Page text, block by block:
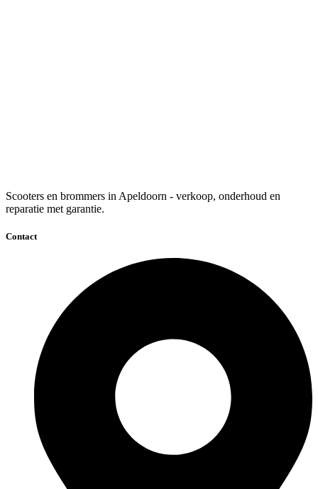
Scooters en brommers in Apeldoorn - verkoop, onderhoud en
reparatie met garantie.
Contact